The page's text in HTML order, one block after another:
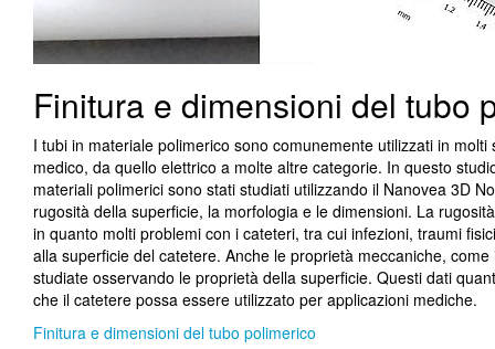
Finitura e dimensioni del tubo
I tubi in materiale polimerico sono comunemente utilizzati in
medico, da quello elettrico a molte altre categorie. In questo
materiali polimerici sono stati studiati utilizzando il Nanovea 3D
rugosità della superficie, la morfologia e le dimensioni. La
in quanto molti problemi con i cateteri, tra cui infezioni, traumi
alla superficie del catetere. Anche le proprietà meccaniche,
studiate osservando le proprietà della superficie. Questi dati
che il catetere possa essere utilizzato per applicazioni mediche.
Finitura e dimensioni del tubo polimerico